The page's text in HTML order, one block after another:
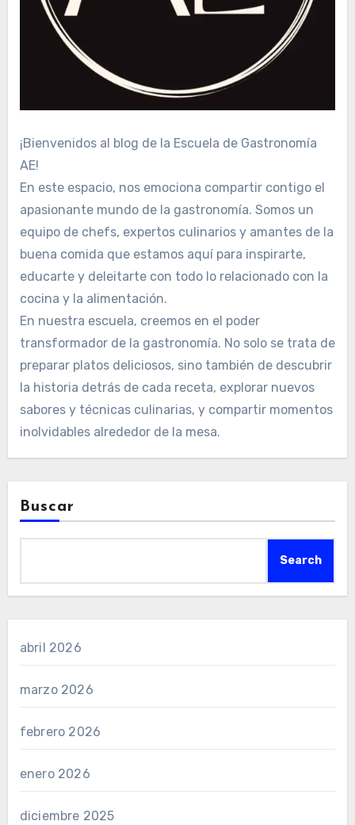
¡Bienvenidos al blog de la Escuela de Gastronomía
AE!
En este espacio, nos emociona compartir contigo el
apasionante mundo de la gastronomía. Somos un
equipo de chefs, expertos culinarios y amantes de la
buena comida que estamos aquí para inspirarte,
educarte y deleitarte con todo lo relacionado con la
cocina y la alimentación.
En nuestra escuela, creemos en el poder
transformador de la gastronomía. No solo se trata de
preparar platos deliciosos, sino también de descubrir
la historia detrás de cada receta, explorar nuevos
sabores y técnicas culinarias, y compartir momentos
inolvidables alrededor de la mesa.
Buscar
Search
abril 2026
marzo 2026
febrero 2026
enero 2026
diciembre 2025